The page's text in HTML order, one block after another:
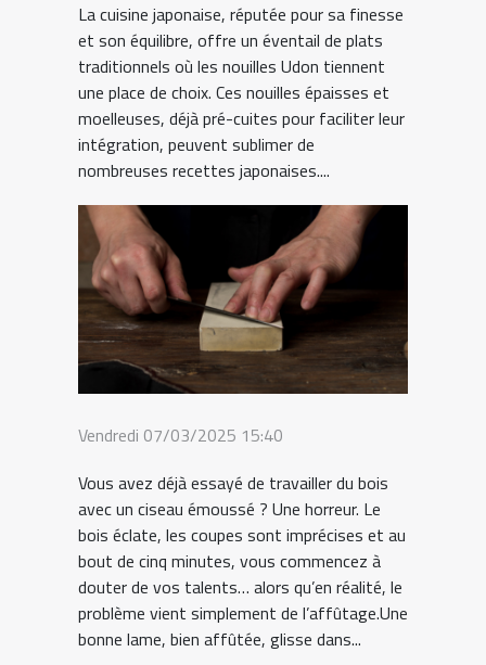
La cuisine japonaise, réputée pour sa finesse
et son équilibre, offre un éventail de plats
traditionnels où les nouilles Udon tiennent
une place de choix. Ces nouilles épaisses et
moelleuses, déjà pré-cuites pour faciliter leur
intégration, peuvent sublimer de
nombreuses recettes japonaises....
Vendredi 07/03/2025 15:40
Vous avez déjà essayé de travailler du bois
avec un ciseau émoussé ? Une horreur. Le
bois éclate, les coupes sont imprécises et au
bout de cinq minutes, vous commencez à
douter de vos talents… alors qu’en réalité, le
problème vient simplement de l’affûtage.Une
bonne lame, bien affûtée, glisse dans...